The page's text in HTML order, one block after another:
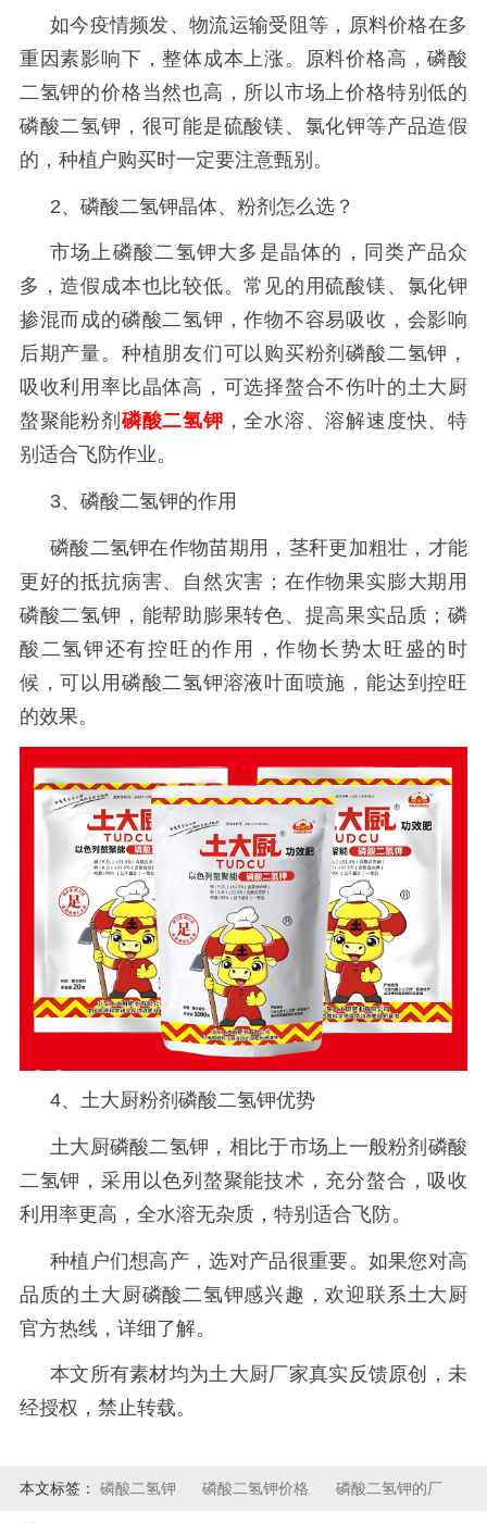
如今疫情频发、物流运输受阻等，原料价格在多
重因素影响下，整体成本上涨。原料价格高，磷酸
二氢钾的价格当然也高，所以市场上价格特别低的
磷酸二氢钾，很可能是硫酸镁、氯化钾等产品造假
的，种植户购买时一定要注意甄别。
2、磷酸二氢钾晶体、粉剂怎么选？
市场上磷酸二氢钾大多是晶体的，同类产品众
多，造假成本也比较低。常见的用硫酸镁、氯化钾
掺混而成的磷酸二氢钾，作物不容易吸收，会影响
后期产量。种植朋友们可以购买粉剂磷酸二氢钾，
吸收利用率比晶体高，可选择螯合不伤叶的土大厨
螯聚能粉剂磷酸二氢钾 ，全水溶、溶解速度快、特
别适合飞防作业。
3、磷酸二氢钾的作用
磷酸二氢钾在作物苗期用，茎秆更加粗壮，才能
更好的抵抗病害、自然灾害；在作物果实膨大期用
磷酸二氢钾，能帮助膨果转色、提高果实品质；磷
酸二氢钾还有控旺的作用，作物长势太旺盛的时
候，可以用磷酸二氢钾溶液叶面喷施，能达到控旺
的效果。
4、土大厨粉剂磷酸二氢钾优势
土大厨磷酸二氢钾，相比于市场上一般粉剂磷酸
二氢钾，采用以色列螯聚能技术，充分螯合，吸收
利用率更高，全水溶无杂质，特别适合飞防。
种植户们想高产，选对产品很重要。如果您对高
品质的土大厨磷酸二氢钾感兴趣，欢迎联系土大厨
官方热线，详细了解。
本文所有素材均为土大厨厂家真实反馈原创，未
经授权，禁止转载。
本文标签： 磷酸二氢钾 磷酸二氢钾价格 磷酸二氢钾的厂